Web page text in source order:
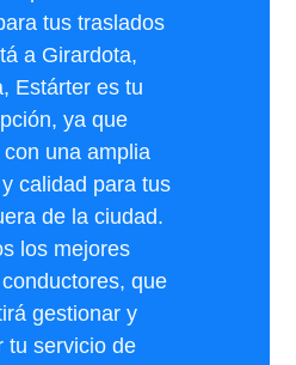
tus traslados
a Girardota,
Estárter es tu
ya que
una amplia
calidad para tus
de la ciudad.
los mejores
que
gestionar y
tu servicio de